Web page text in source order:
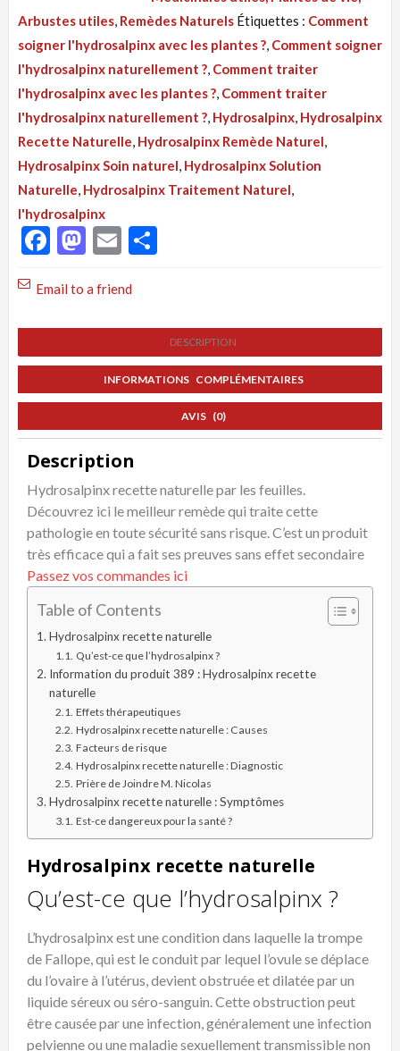
:
Hydrosalpinx
Recette
Naturelle
Par
Les
Feuilles
Arbustes utiles, Remèdes Naturels Étiquettes : Comment
soigner l'hydrosalpinx avec les plantes ?, Comment soigner
l'hydrosalpinx naturellement ?, Comment traiter
l'hydrosalpinx avec les plantes ?, Comment traiter
l'hydrosalpinx naturellement ?, Hydrosalpinx, Hydrosalpinx
Recette Naturelle, Hydrosalpinx Remède Naturel,
Hydrosalpinx Soin naturel, Hydrosalpinx Solution
Naturelle, Hydrosalpinx Traitement Naturel,
l'hydrosalpinx
Facebook
Mastodon
Email
Email to a friend
DESCRIPTION
INFORMATIONS COMPLÉMENTAIRES
AVIS (0)
Description
Hydrosalpinx recette naturelle par les feuilles.
Découvrez ici le meilleur remède qui traite cette
pathologie en toute sécurité sans risque. C’est un produit
très efficace qui a fait ses preuves sans effet secondaire
Passez vos commandes ici
Table of Contents
Hydrosalpinx recette naturelle
Qu’est-ce que l’hydrosalpinx ?
Information du produit 389 : Hydrosalpinx recette
naturelle
Effets thérapeutiques
Hydrosalpinx recette naturelle : Causes
Facteurs de risque
Hydrosalpinx recette naturelle : Diagnostic
Prière de Joindre M. Nicolas
Hydrosalpinx recette naturelle : Symptômes
Est-ce dangereux pour la santé ?
Hydrosalpinx recette naturelle
Qu’est-ce que l’hydrosalpinx ?
L’hydrosalpinx est une condition dans laquelle la trompe
de Fallope, qui est le conduit par lequel l’ovule se déplace
du l’ovaire à l’utérus, devient obstruée et dilatée par un
liquide séreux ou séro-sanguin. Cette obstruction peut
être causée par une infection, généralement une infection
pelvienne ou une maladie sexuellement transmissible non